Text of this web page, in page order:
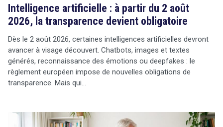
Rechercher
CONTACT
Intelligence artificielle : à partir du 2 août
2026, la transparence devient obligatoire
Dès le 2 août 2026, certaines intelligences artificielles devront
avancer à visage découvert. Chatbots, images et textes
générés, reconnaissance des émotions ou deepfakes : le
règlement européen impose de nouvelles obligations de
transparence. Mais qui…